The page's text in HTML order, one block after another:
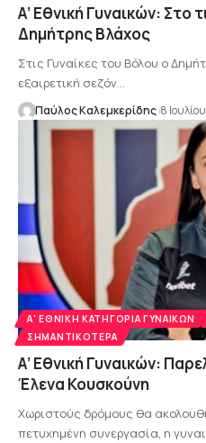
Α’ Εθνική Γυναικών: Στο
Δημήτρης Βλάχος
Στις Γυναίκες του Βόλου ο
εξαιρετική σεζόν…
Παύλος Καλεμκερίδης 8
Α' ΕΘΝΙΚΉ ΚΑΤΗΓΟΡΊΑ ΓΥΝΑΙΚΏΝ
ΣΗΜΑΝΤΙΚΌΤΕΡΑ
Α’ Εθνική Γυναικών:
Έλενα Κουσκούνη
Χωριστούς δρόμους θα
πετυχημένη συνεργασία, η